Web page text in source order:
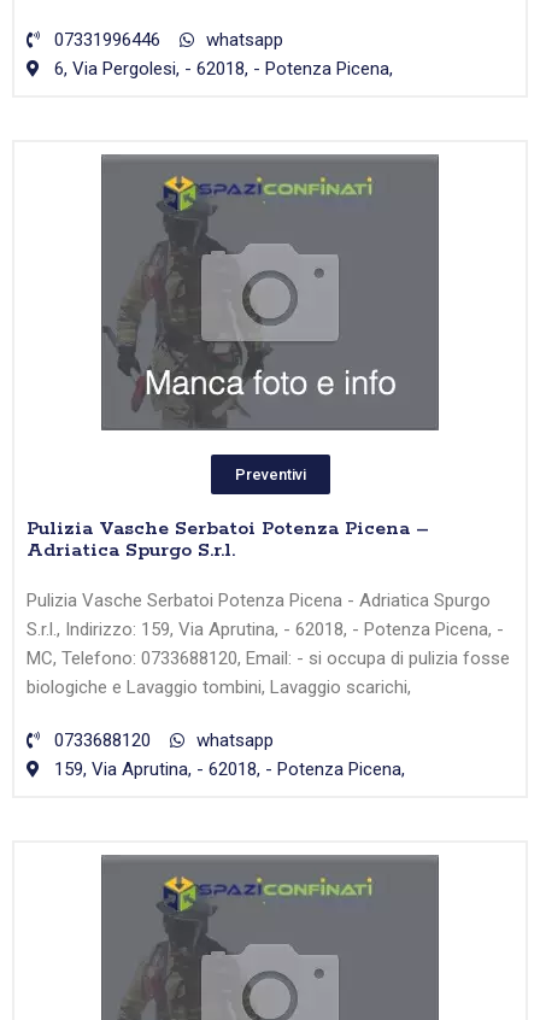
07331996446
whatsapp
6, Via Pergolesi, - 62018, - Potenza Picena,
Preventivi
Pulizia Vasche Serbatoi Potenza Picena –
Adriatica Spurgo S.r.l.
Pulizia Vasche Serbatoi Potenza Picena - Adriatica Spurgo
S.r.l., Indirizzo: 159, Via Aprutina, - 62018, - Potenza Picena, -
MC, Telefono: 0733688120, Email: - si occupa di pulizia fosse
biologiche e Lavaggio tombini, Lavaggio scarichi,
0733688120
whatsapp
159, Via Aprutina, - 62018, - Potenza Picena,